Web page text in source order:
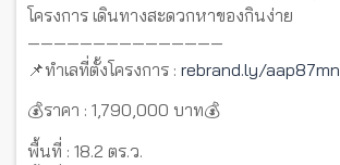
โครงการ เดินทางสะดวกหาของกินง่าย
———————————————
📌ทำเลที่ตั้งโครงการ : rebrand.ly/aap87mn
💰ราคา : 1,790,000 บาท💰
พื้นที่ : 18.2 ตร.ว.